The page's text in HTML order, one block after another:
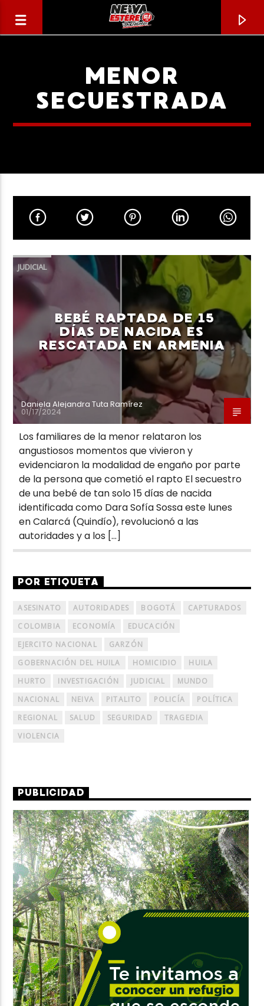
CANCIÓN ACTUAL
TÍTULO
ARTISTA
Neiva Estereo
MENOR
SECUESTRADA
JUDICIAL
BEBÉ RAPTADA DE 15
DÍAS DE NACIDA ES
RESCATADA EN ARMENIA
Daniela Alejandra Tuta Ramírez
01/17/2024
Los familiares de la menor relataron los
angustiosos momentos que vivieron y
evidenciaron la modalidad de engaño por parte
de la persona que cometió el rapto El secuestro
de una bebé de tan solo 15 días de nacida
identificada como Dara Sofía Sossa este lunes
en Calarcá (Quindío), revolucionó a las
autoridades y a los […]
POR ETIQUETA
ASESINATO AUTORIDADES BOGOTÁ
CAPTURADOS
COLOMBIA
ECONOMÍA
EDUCACIÓN
EJERCITO NACIONAL
GARZÓN
GOBERNACIÓN DEL HUILA
HOMICIDIO
HUILA
HURTO
INVESTIGACIÓN JUDICIAL
MUNDO
NACIONAL
NEIVA PITALITO POLICÍA
POLÍTICA
REGIONAL
SALUD SEGURIDAD
TRAGEDIA
VIOLENCIA
PUBLICIDAD